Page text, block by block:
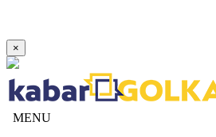
×
MENU